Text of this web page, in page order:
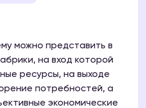
можно представить в
на вход которой
ресурсы, на выходе
потребностей, а
экономические